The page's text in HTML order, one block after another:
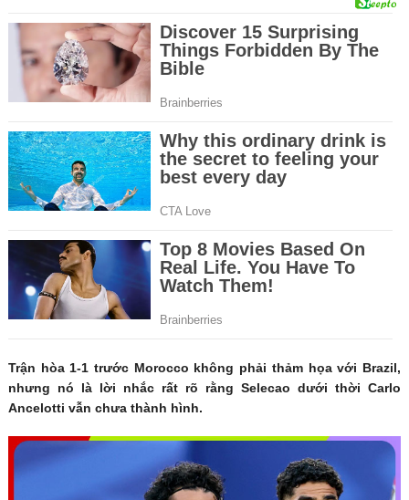
Trận hòa 1-1 trước Morocco không phải thảm họa với Brazil,
nhưng nó là lời nhắc rất rõ rằng Selecao dưới thời Carlo
Ancelotti vẫn chưa thành hình.